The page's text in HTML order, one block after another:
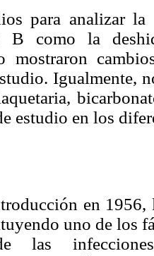
para analizar
B como la
mostraron
Igualmente,
estudio en los
en
uno de los
las